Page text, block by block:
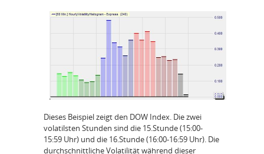
Dieses Beispiel zeigt den DOW Index. Die zwei
volatilsten Stunden sind die 15.Stunde (15:00-
15:59 Uhr) und die 16.Stunde (16:00-16:59 Uhr). Die
durchschnittliche Volatilität während dieser